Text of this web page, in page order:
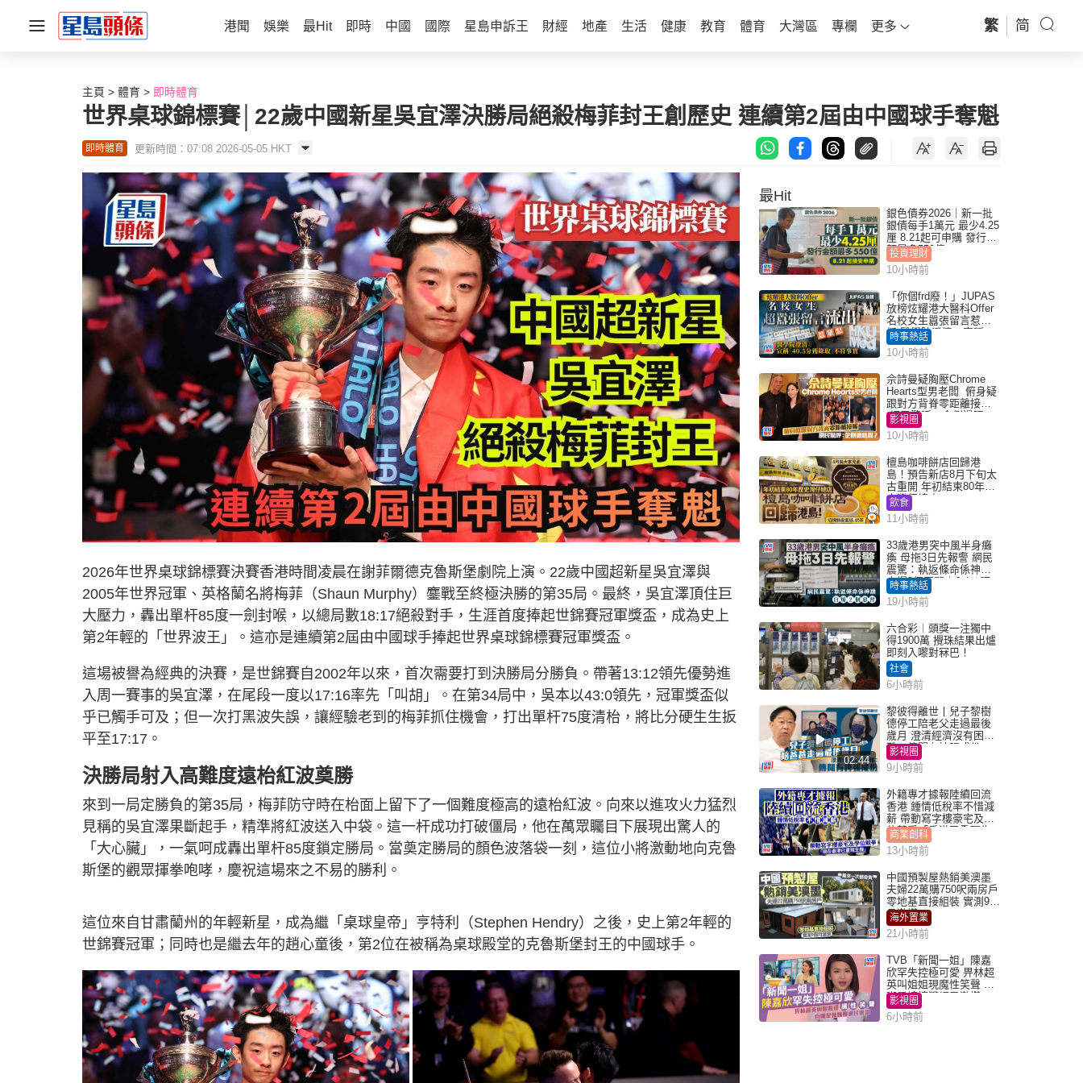
港聞 娛樂 最Hit 即時 中國 國際 星島申訴王 財經 地產 生活 健康 教育 體育 大灣區 專欄 更多 繁 简
主頁 體育 即時體育
世界桌球錦標賽│22歲中國新星吳宜澤決勝局絕殺梅菲封王創歷史 連續第2屆由中國球手奪魁
即時體育 更新時間：07:08 2026-05-05 HKT
2026年世界桌球錦標賽決賽香港時間凌晨在謝菲爾德克魯斯堡劇院上演。22歲中國超新星吳宜澤與
2005年世界冠軍、英格蘭名將梅菲（Shaun Murphy）鏖戰至終極決勝的第35局。最終，吳宜澤頂住巨
大壓力，轟出單杆85度一劍封喉，以總局數18:17絕殺對手，生涯首度捧起世錦賽冠軍獎盃，成為史上
第2年輕的「世界波王」。這亦是連續第2屆由中國球手捧起世界桌球錦標賽冠軍獎盃。
這場被譽為經典的決賽，是世錦賽自2002年以來，首次需要打到決勝局分勝負。帶著13:12領先優勢進
入周一賽事的吳宜澤，在尾段一度以17:16率先「叫胡」。在第34局中，吳本以43:0領先，冠軍獎盃似
乎已觸手可及；但一次打黑波失誤，讓經驗老到的梅菲抓住機會，打出單杆75度清枱，將比分硬生生扳
平至17:17。
決勝局射入高難度遠枱紅波奠勝
來到一局定勝負的第35局，梅菲防守時在枱面上留下了一個難度極高的遠枱紅波。向來以進攻火力猛烈
見稱的吳宜澤果斷起手，精準將紅波送入中袋。這一杆成功打破僵局，他在萬眾矚目下展現出驚人的
「大心臟」，一氣呵成轟出單杆85度鎖定勝局。當奠定勝局的顏色波落袋一刻，這位小將激動地向克魯
斯堡的觀眾揮拳咆哮，慶祝這場來之不易的勝利。
這位來自甘肅蘭州的年輕新星，成為繼「桌球皇帝」亨特利（Stephen Hendry）之後，史上第2年輕的
世錦賽冠軍；同時也是繼去年的趙心童後，第2位在被稱為桌球殿堂的克魯斯堡封王的中國球手。
最Hit
銀色債券2026｜新一批
銀債每手1萬元 最少4.25
厘 8.21起可申購 發行金
額最多550億
投資理財
10小時前
「你個frd廢！」JUPAS
放榜炫耀港大醫科Offer
名校女生囂張留言惹眾
怒 醫學院澄清：宣稱
「40.5分獲錄取」不符事
實｜Juicy叮
時事熱話
10小時前
佘詩曼疑胸壓Chrome
Hearts型男老闆 俯身疑
跟對方背脊零距離接觸
網民驚呼：企側邊唔
得？
影視圈
10小時前
檀島咖啡餅店回歸港
島！預告新店8月下旬太
古重開 年初結束80年歷
史灣仔總店
飲食
11小時前
33歲港男突中風半身癱
瘓 母拖3日先報警 網民
震驚：執返條命係神蹟
自爆2個惡習｜Juicy叮
時事熱話
19小時前
六合彩︱頭獎一注獨中
得1900萬 攪珠結果出爐
即刻入嚟對冧巴！
社會
6小時前
02:44
黎彼得離世丨兒子黎樹
德停工陪老父走過最後
歲月 澄清經濟沒有困
難：傳聞有誇張成份
影視圈
9小時前
外籍專才據報陸續回流
香港 鍾情低稅率不惜減
薪 帶動寫字樓豪宅及學
位競爭「香港已重現生
機」
商業創科
13小時前
中國預製屋熱銷美澳墨
夫婦22萬購750呎兩房戶
零地基直接組裝 實測9個
月激讚
海外置業
21小時前
TVB「新聞一姐」陳嘉
欣罕失控極可愛 畀林超
英叫姐姐現魔性笑聲 自
嘲是姨姨獲網民激讚
影視圈
6小時前